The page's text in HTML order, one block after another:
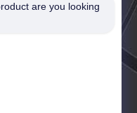
are you looking